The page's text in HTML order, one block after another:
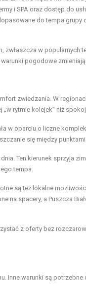
i SPA oraz dostęp do
do tempa grupy
w popularnych
pogodowe zmieniają
zwiedzania. W
„w rytmie kolejek” niż
w oparciu o liczne
się między
Ten kierunek sprzyja
tempa.
są też lokalne
na spacery, a Puszcza
z oferty bez
Inne warunki są potrzebne